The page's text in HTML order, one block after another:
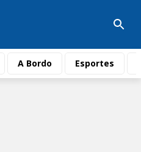
A Bordo Esportes